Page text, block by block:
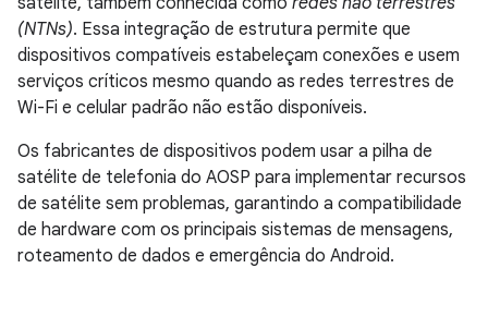
(NTNs). Essa integração de estrutura permite que
dispositivos compatíveis estabeleçam conexões e usem
serviços críticos mesmo quando as redes terrestres de
Wi-Fi e celular padrão não estão disponíveis.
Os fabricantes de dispositivos podem usar a pilha de
satélite de telefonia do AOSP para implementar recursos
de satélite sem problemas, garantindo a compatibilidade
de hardware com os principais sistemas de mensagens,
roteamento de dados e emergência do Android.